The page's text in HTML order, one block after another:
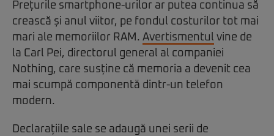
Prețurile smartphone-urilor ar putea continua să
crească și anul viitor, pe fondul costurilor tot mai
mari ale memoriilor RAM. Avertismentul vine de
la Carl Pei, directorul general al companiei
Nothing, care susține că memoria a devenit cea
mai scumpă componentă dintr-un telefon
modern.
Declarațiile sale se adaugă unei serii de